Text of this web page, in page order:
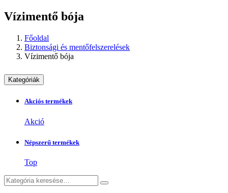
Vízimentő bója
Főoldal
Biztonsági és mentőfelszerelések
Vízimentő bója
Kategóriák
Akciós termékek
Akció
Népszerű termékek
Top